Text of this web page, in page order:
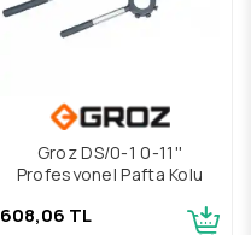
Groz DS/0-1 0-11''
Profesyonel Pafta Kolu
608,06 TL